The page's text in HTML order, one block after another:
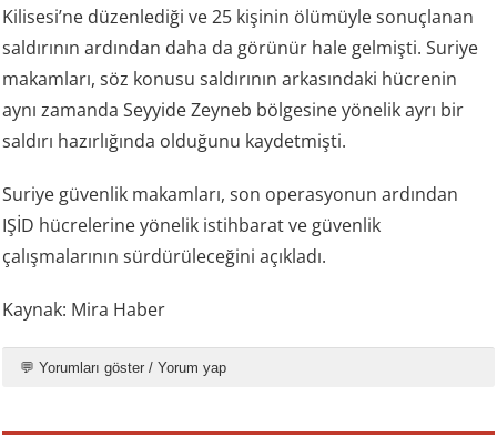
Kilisesi’ne düzenlediği ve 25 kişinin ölümüyle sonuçlanan
saldırının ardından daha da görünür hale gelmişti. Suriye
makamları, söz konusu saldırının arkasındaki hücrenin
aynı zamanda Seyyide Zeyneb bölgesine yönelik ayrı bir
saldırı hazırlığında olduğunu kaydetmişti.
Suriye güvenlik makamları, son operasyonun ardından
IŞİD hücrelerine yönelik istihbarat ve güvenlik
çalışmalarının sürdürüleceğini açıkladı.
Kaynak: Mira Haber
💬 Yorumları göster / Yorum yap